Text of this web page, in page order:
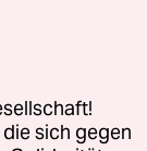
Genehmigungen
sich gegen